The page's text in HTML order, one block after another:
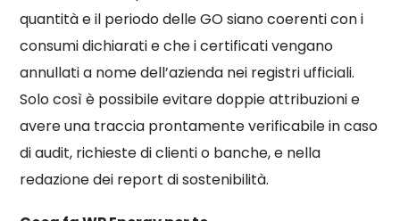
quantità e il periodo delle GO siano coerenti con i
consumi dichiarati e che i certificati vengano
annullati a nome dell’azienda nei registri ufficiali.
Solo così è possibile evitare doppie attribuzioni e
avere una traccia prontamente verificabile in caso
di audit, richieste di clienti o banche, e nella
redazione dei report di sostenibilità.